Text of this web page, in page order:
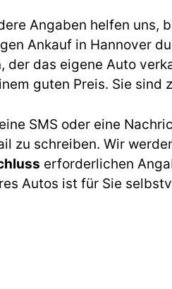
Angaben helfen uns,
Ankauf in Hannover
der das eigene Auto
guten Preis. Sie sind
SMS oder eine
zu schreiben. Wir
erforderlichen
Autos ist für Sie